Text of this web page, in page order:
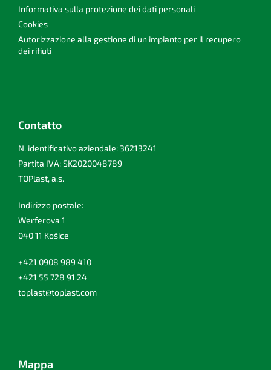
Informativa sulla protezione dei dati personali
Cookies
Autorizzazione alla gestione di un impianto per il recupero
dei rifiuti
Contatto
N. identificativo aziendale: 36213241
Partita IVA: SK2020048789
TOPlast, a.s.
Indirizzo postale:
Werferova 1
040 11 Košice
+421 0908 989 410
+421 55 728 91 24
toplast@toplast.com
Mappa